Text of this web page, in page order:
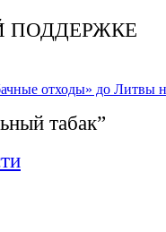
отходы» до Литвы
табак”